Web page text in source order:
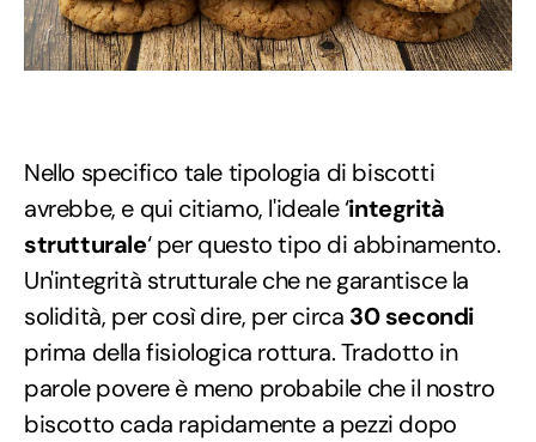
Nello specifico tale tipologia di biscotti
avrebbe, e qui citiamo, l'ideale ‘integrità
strutturale‘ per questo tipo di abbinamento.
Un'integrità strutturale che ne garantisce la
solidità, per così dire, per circa 30 secondi
prima della fisiologica rottura. Tradotto in
parole povere è meno probabile che il nostro
biscotto cada rapidamente a pezzi dopo